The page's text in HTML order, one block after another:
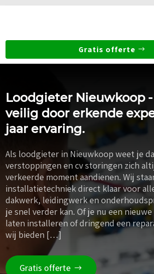
Gratis offerte
Loodgieter Nieuwkoop
veilig door erkende
jaar ervaring.
Als loodgieter in Nieuwkoop weet je
verstoppingen en cv storingen zich
verkeerde moment aandienen. Wij
installatietechniek direct klaar voor
dakwerk, leidingwerk en
je snel verder kan. Of je nu een
laten installeren of dringend een
wij bieden […]
Gratis offerte